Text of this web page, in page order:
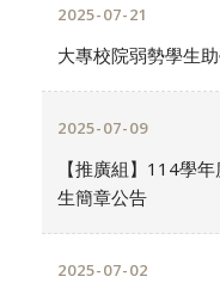
2025-07-21
大專校院弱勢學生
2025-07-09
【推廣組】114學
生簡章公告
2025-07-02